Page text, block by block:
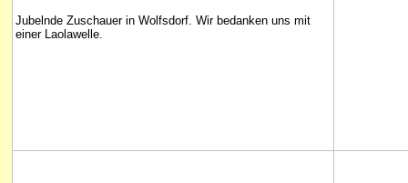
Jubelnde Zuschauer in Wolfsdorf. Wir bedanken uns mit
einer Laolawelle.